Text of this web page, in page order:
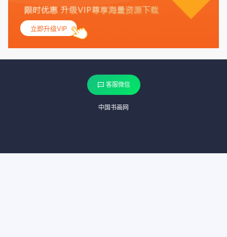
立即升级VIP
客服微信
中国书画网